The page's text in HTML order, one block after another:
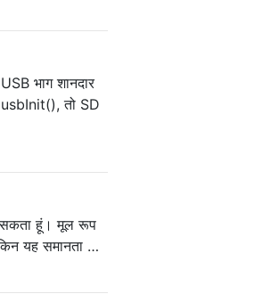
भाग शानदार
usbInit(), तो SD
सकता हूं। मूल रूप
यह समानता …